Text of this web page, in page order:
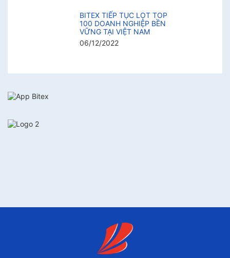
BITEX TIẾP TỤC LỌT TOP
100 DOANH NGHIỆP BỀN
VỮNG TẠI VIỆT NAM
06/12/2022